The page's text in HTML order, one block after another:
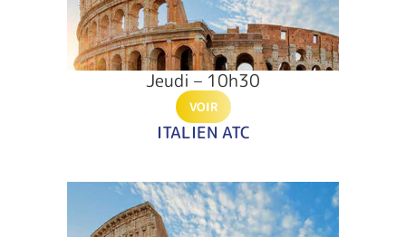
Jeudi – 10h30
VOIR
ITALIEN ATC